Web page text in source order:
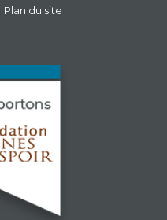
Plan du site